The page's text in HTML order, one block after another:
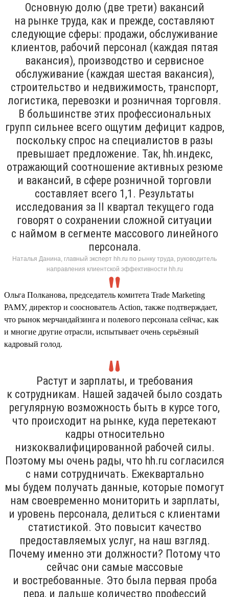
Основную долю (две трети) вакансий
на рынке труда, как и прежде, составляют
следующие сферы: продажи, обслуживание
клиентов, рабочий персонал (каждая пятая
вакансия), производство и сервисное
обслуживание (каждая шестая вакансия),
строительство и недвижимость, транспорт,
логистика, перевозки и розничная торговля.
В большинстве этих профессиональных
групп сильнее всего ощутим дефицит кадров,
поскольку спрос на специалистов в разы
превышает предложение. Так, hh.индекс,
отражающий соотношение активных резюме
и вакансий, в сфере розничной торговли
составляет всего 1,1. Результаты
исследования за II квартал текущего года
говорят о сохранении сложной ситуации
с наймом в сегменте массового линейного
персонала.
Наталья Данина, главный эксперт hh.ru по рынку труда, руководитель
направления клиентской эффективности hh.ru
Ольга Полканова, председатель комитета Trade Marketing
РАМУ, директор и сооснователь Action, также подтверждает,
что рынок мерчандайзинга и полевого персонала сейчас, как
и многие другие отрасли, испытывает очень серьёзный
кадровый голод.
Растут и зарплаты, и требования
к сотрудникам. Нашей задачей было создать
регулярную возможность быть в курсе того,
что происходит на рынке, куда перетекают
кадры относительно
низкоквалифицированной рабочей силы.
Поэтому мы очень рады, что hh.ru согласился
с нами сотрудничать. Ежеквартально
мы будем получать данные, которые помогут
нам своевременно мониторить и зарплаты,
и уровень персонала, делиться с клиентами
статистикой. Это повысит качество
предоставляемых услуг, на наш взгляд.
Почему именно эти должности? Потому что
сейчас они самые массовые
и востребованные. Это была первая проба
пера, и дальше количество профессий